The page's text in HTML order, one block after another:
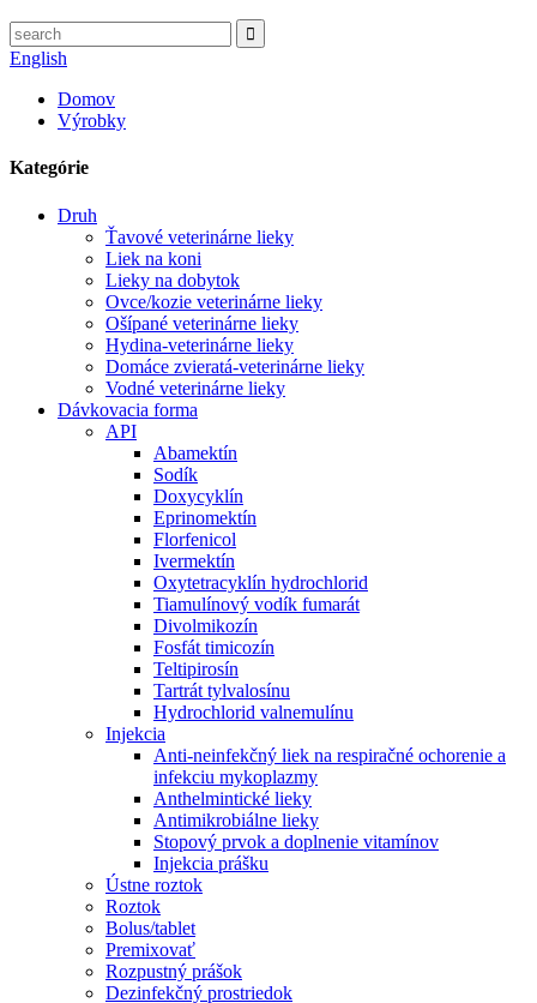
English
Domov
Výrobky
Kategórie
Druh
Ťavové veterinárne lieky
Liek na koni
Lieky na dobytok
Ovce/kozie veterinárne lieky
Ošípané veterinárne lieky
Hydina-veterinárne lieky
Domáce zvieratá-veterinárne lieky
Vodné veterinárne lieky
Dávkovacia forma
API
Abamektín
Sodík
Doxycyklín
Eprinomektín
Florfenicol
Ivermektín
Oxytetracyklín hydrochlorid
Tiamulínový vodík fumarát
Divolmikozín
Fosfát timicozín
Teltipirosín
Tartrát tylvalosínu
Hydrochlorid valnemulínu
Injekcia
Anti-neinfekčný liek na respiračné ochorenie a
infekciu mykoplazmy
Anthelmintické lieky
Antimikrobiálne lieky
Stopový prvok a doplnenie vitamínov
Injekcia prášku
Ústne roztok
Roztok
Bolus/tablet
Premixovať
Rozpustný prášok
Dezinfekčný prostriedok